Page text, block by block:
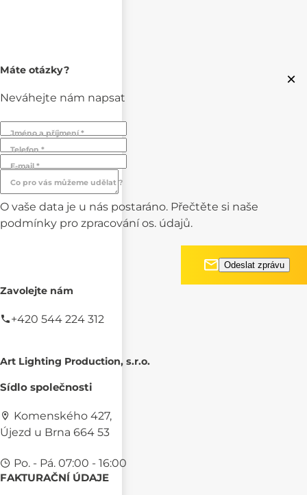
×
Máte otázky?
Neváhejte nám napsat
Jméno a příjmení *
Telefon *
E-mail *
Co pro vás můžeme udělat ?
O vaše data je u nás postaráno. Přečtěte si naše
podmínky pro zpracování os. údajů.
Zavolejte nám
+420 544 224 312
Art Lighting Production, s.r.o.
Sídlo společnosti
Komenského 427,
Újezd u Brna 664 53
Po. - Pá. 07:00 - 16:00
FAKTURAČNÍ ÚDAJE